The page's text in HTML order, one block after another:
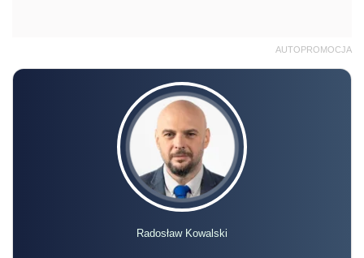
AUTOPROMOCJA
Radosław Kowalski